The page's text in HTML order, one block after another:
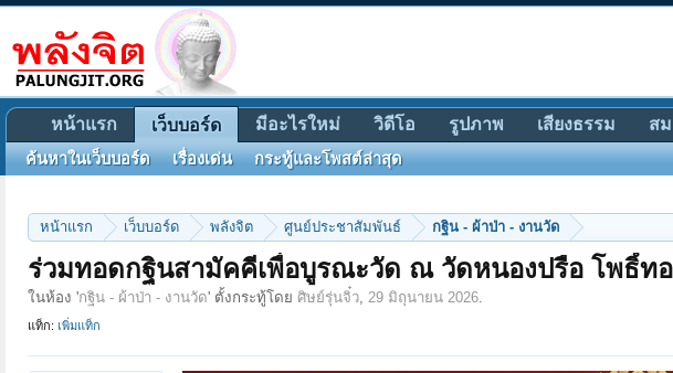
หน้าแรก เว็บบอร์ด พลังจิต ศูนย์ประชาสัมพันธ์ กฐิน - ผ้าป่า - งานวัด
ร่วมทอดกฐินสามัคคีเพื่อบูรณะวัด ณ วัดหนองปรือ โพธิ์ท
ในห้อง 'กฐิน - ผ้าป่า - งานวัด' ตั้งกระทู้โดย ศิษย์รุ่นจิ๋ว, 29 มิถุนายน 2026.
แท็ก: เพิ่มแท็ก
หน้าแรก เว็บบอร์ด
ค้นหาในเว็บบอร์ด เรื่องเด่น กระทู้และโพสต์ล่าสุด
มีอะไรใหม่ วิดีโอ รูปภาพ เสียงธรรม ส